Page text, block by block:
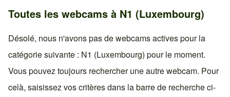
Toutes les webcams à N1 (Luxembourg)
Désolé, nous n'avons pas de webcams actives pour la
catégorie suivante : N1 (Luxembourg) pour le moment.
Vous pouvez toujours rechercher une autre webcam. Pour
celà, saisissez vos critères dans la barre de recherche ci-